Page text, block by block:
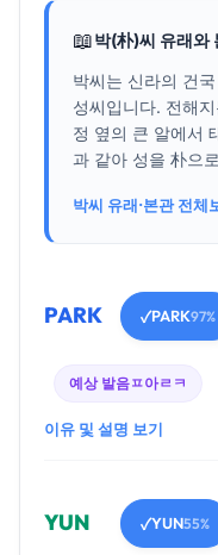
📖박(朴)씨 유래와
박씨는 신라의 건
성씨입니다. 전해
정 옆의 큰 알에서
과 같아 성을 朴으
박씨 유래·본관 전체
PARK ✓PARK97%
예상 발음ㅍ아ㄹㅋ
이유 및 설명 보기
YUN ✓YUN55%